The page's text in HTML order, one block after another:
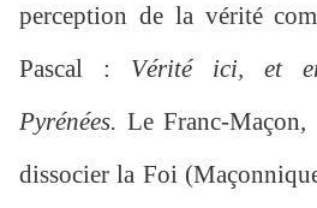
perception de la vérité
Pascal : Vérité ici, et
Pyrénées. Le Franc-Maçon,
dissocier la Foi